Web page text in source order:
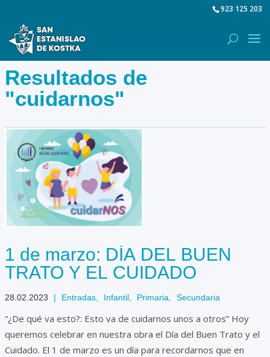
923 125 203
Resultados de
"cuidarnos"
1 de marzo: DÍA DEL BUEN
TRATO Y EL CUIDADO
28.02.2023 | Entradas, Infantil, Primaria, Secundaria
“¿De qué va esto?: Esto va de cuidarnos unos a otros” Hoy
queremos celebrar en nuestra obra el Día del Buen Trato y el
Cuidado. El 1 de marzo es un día para recordarnos que en